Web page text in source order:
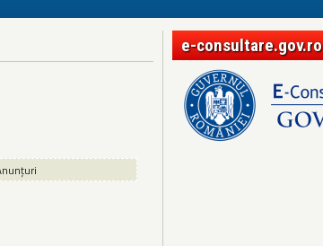
e-consultare.gov.ro